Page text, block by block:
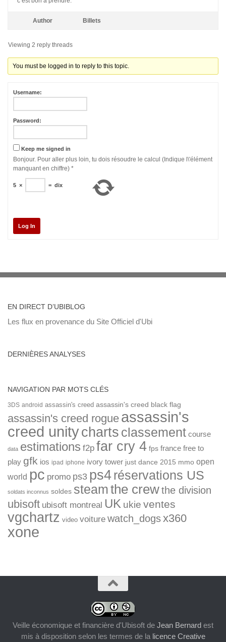
Author Billets
Viewing 2 reply threads
You must be logged in to reply to this topic.
Username:
Password:
Keep me signed in
Bonjour. Pour aller plus loin, tu dois résoudre le calcul (Indique l\'élément
manquant en chiffre) *
5 × = dix
Log In
EN DIRECT D’UBIBLOG
Les flux en provenance du Site Officiel d'Ubi
DERNIÈRES ANALYSES
NAVIGATION PAR MOTS CLÉS
3DS android assassin's creed assassin's creed black flag
assassin's creed rogue assassin's
creed unitycharts classement course
data estimations f2p far cry 4 fps france free to
play gfk ios ipad iphone ivory tower just dance 2015 mmo open
world pc promo ps3 ps4réservations US
soldats inconnus soldes steamthe crewthe division
ubisoft ubisoft montreal UK ukie ventes
vgchartz video voiture watch_dogsx360
xone
Veille économique et financière d'Ubisoft de Jean Bernard est
mis à disposition selon les termes de la licence Creative